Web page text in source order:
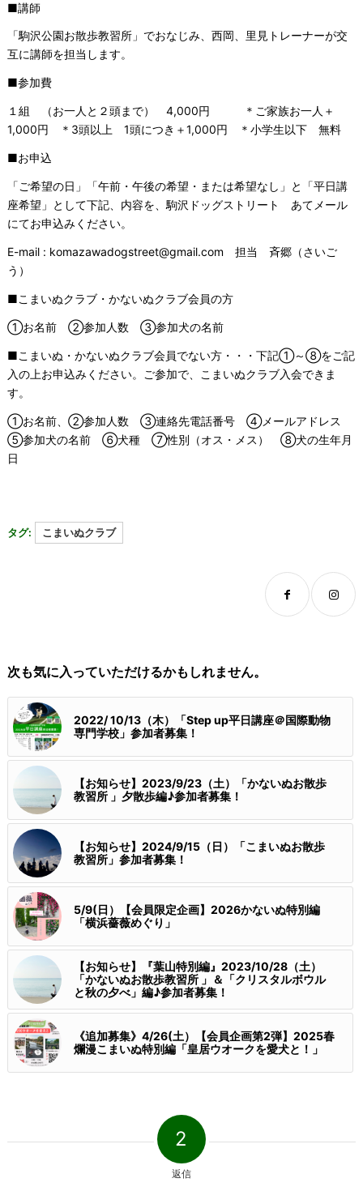
■講師
「駒沢公園お散歩教習所」でおなじみ、西岡、里見トレーナーが交
互に講師を担当します。
■参加費
１組 （お一人と２頭まで） 4,000円 ＊ご家族お一人＋
1,000円 ＊3頭以上 1頭につき＋1,000円 ＊小学生以下 無料
■お申込
「ご希望の日」「午前・午後の希望・または希望なし」と「平日講
座希望」として下記、内容を、駒沢ドッグストリート あてメール
にてお申込みください。
E-mail : komazawadogstreet@gmail.com 担当 斉郷（さいご
う）
■こまいぬクラブ・かないぬクラブ会員の方
①お名前 ②参加人数 ③参加犬の名前
■こまいぬ・かないぬクラブ会員でない方・・・下記①～⑧をご記
入の上お申込みください。ご参加で、こまいぬクラブ入会できま
す。
①お名前、②参加人数 ③連絡先電話番号 ④メールアドレス
⑤参加犬の名前 ⑥犬種 ⑦性別（オス・メス） ⑧犬の生年月
日
タグ: こまいぬクラブ
次も気に入っていただけるかもしれません。
2022/ 10/13（木）「Step up平日講座＠国際動物
専門学校」参加者募集！
【お知らせ】2023/9/23（土）「かないぬお散歩
教習所 」夕散歩編♪参加者募集！
【お知らせ】2024/9/15（日）「こまいぬお散歩
教習所」参加者募集！
5/9(日）【会員限定企画】2026かないぬ特別編
「横浜薔薇めぐり」
【お知らせ】『葉山特別編』2023/10/28（土）
「かないぬお散歩教習所 」＆「クリスタルボウル
と秋の夕べ」編♪参加者募集！
《追加募集》4/26(土）【会員企画第2弾】2025春
爛漫こまいぬ特別編「皇居ウオークを愛犬と！」
2
返信